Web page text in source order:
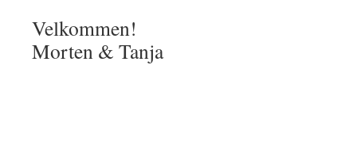
Velkommen!
Morten & Tanja